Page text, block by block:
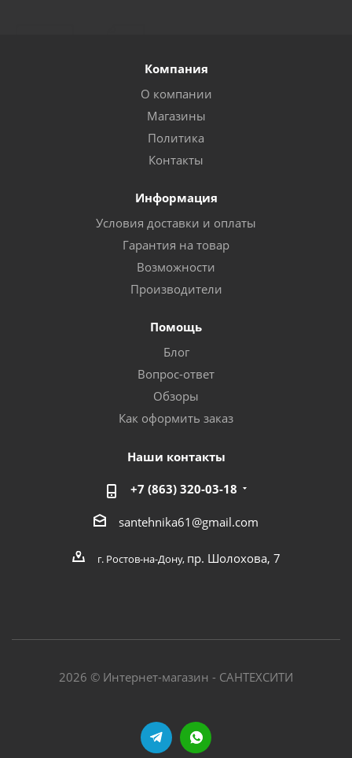
Компания
О компании
Магазины
Политика
Контакты
Информация
Условия доставки и оплаты
Гарантия на товар
Возможности
Производители
Помощь
Блог
Вопрос-ответ
Обзоры
Как оформить заказ
Наши контакты
+7 (863) 320-03-18
santehnika61@gmail.com
г. Ростов-на-Дону, пр. Шолохова, 7
2026 © Интернет-магазин - САНТЕХСИТИ